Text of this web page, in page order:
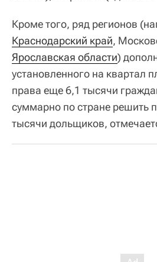
Кроме того, ряд регионов
Краснодарский край,
Ярославская области)
установленного на квартал
права еще 6,1 тысячи
суммарно по стране решить
тысячи дольщиков,